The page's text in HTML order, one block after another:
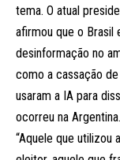
tema. O atual
afirmou que o Brasil
desinformação no
como a cassação
usaram a IA para
ocorreu na Argentina.
“Aquele que utilizou